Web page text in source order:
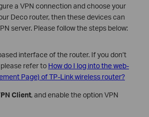
a VPN connection and choose your
Deco router, then these devices can
server. Please follow the steps below:
interface of the router. If you don’t
refer to How do I log into the web-
Page) of TP-Link wireless router?
Client, and enable the option VPN